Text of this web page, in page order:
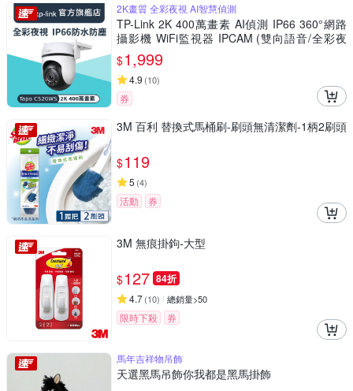
2K畫質 全彩夜視 AI智慧偵測
TP-Link 2K 400萬畫素 AI偵測 IP66 360°網路
攝影機 WiFi監視器 IPCAM (雙向語音/全彩夜
視/Tapo C520WS)
$1,999
4.9 (10)
券
3M 百利 替換式馬桶刷-刷頭無清潔劑-1柄2刷頭
$119
5 (4)
活動 券
3M 無痕掛鉤-大型
$127 84折
4.7(10) 總銷量>50
限時下殺 券
馬年吉祥物吊飾
天選黑馬吊飾你我都是黑馬掛飾